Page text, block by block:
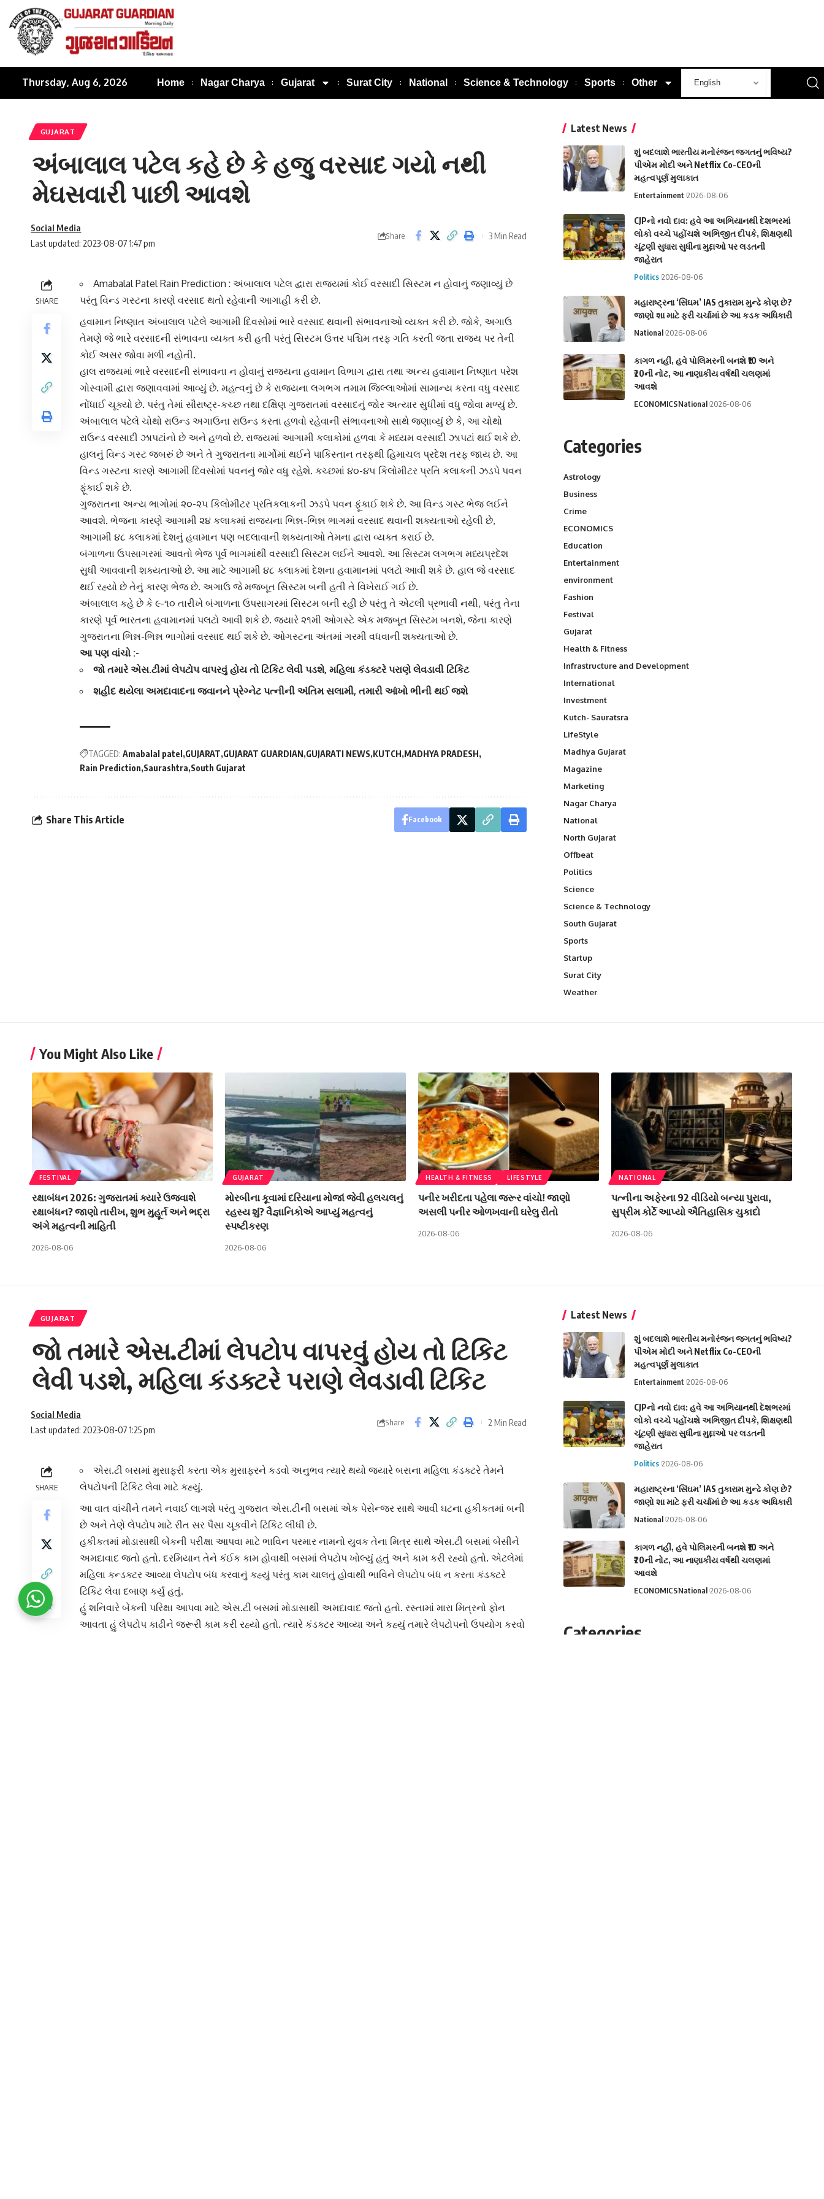
Thursday, Aug 6, 2026 Home Nagar Charya Gujarat Surat City National Science & Technology Sports Other
GUJARAT
અંબાલાલ પટેલ કહે છે કે હજુ વરસાદ ગયો નથી
મેઘસવારી પાછી આવશે
Last updated: 2023-08-07 1:47 pm
Social Media
Share 3 Min Read
SHARE
Amabalal Patel Rain Prediction : અંબાલાલ પટેલ દ્વારા રાજ્યમાં કોઈ વરસાદી સિસ્ટમ ન હોવાનું જણાવ્યું છે
પરંતુ વિન્ડ ગસ્ટના કારણે વરસાદ થતો રહેવાની આગાહી કરી છે.
હવામાન નિષ્ણાત અંબાલાલ પટેલે આગામી દિવસોમાં ભારે વરસાદ થવાની સંભાવનાઓ વ્યક્ત કરી છે. જોકે, અગાઉ
તેમણે જે ભારે વરસાદની સંભાવના વ્યક્ત કરી હતી પરંતું સિસ્ટમ ઉત્તર પશ્ચિમ તરફ ગતિ કરતી જતા રાજ્ય પર તેની
કોઈ અસર જોવા મળી નહોતી.
હાલ રાજ્યમાં ભારે વરસાદની સંભાવના ન હોવાનું રાજ્યના હવામાન વિભાગ દ્વારા તથા અન્ય હવામાન નિષ્ણાત પરેશ
ગોસ્વામી દ્વારા જણાવવામાં આવ્યું છે. મહત્વનું છે કે રાજ્યના લગભગ તમામ જિલ્લાઓમાં સામાન્ય કરતા વધુ વરસાદ
નોંધાઈ ચૂક્યો છે. પરંતુ તેમાં સૌરાષ્ટ્ર-કચ્છ તથા દક્ષિણ ગુજરાતમાં વરસાદનું જોર અત્યાર સુધીમાં વધુ જોવા મળ્યું છે.
અંબાલાલ પટેલે ચોથો રાઉન્ડ અગાઉના રાઉન્ડ કરતા હળવો રહેવાની સંભાવનાઓ સાથે જણાવ્યું છે કે, આ ચોથો
રાઉન્ડ વરસાદી ઝાપટાંનો છે અને હળવો છે. રાજ્યમાં આગામી કલાકોમાં હળવા કે મધ્યમ વરસાદી ઝાપટાં થઈ શકે છે.
હાલનું વિન્ડ ગસ્ટ જબરું છે અને તે ગુજરાતના માર્ગોમાં થઈને પાકિસ્તાન તરફથી હિમાચલ પ્રદેશ તરફ જાય છે. આ
વિન્ડ ગસ્ટના કારણે આગામી દિવસોમાં પવનનું જોર વધુ રહેશે. કચ્છમાં ૪૦-૪૫ કિલોમીટર પ્રતિ કલાકની ઝડપે પવન
ફૂંકાઈ શકે છે.
ગુજરાતના અન્ય ભાગોમાં ૨૦-૨૫ કિલોમીટર પ્રતિકલાકની ઝડપે પવન ફૂંકાઈ શકે છે. આ વિન્ડ ગસ્ટ ભેજ લઈને
આવશે. ભેજના કારણે આગામી ૨૪ કલાકમાં રાજ્યના ભિન્ન-ભિન્ન ભાગમાં વરસાદ થવાની શક્યતાઓ રહેલી છે,
આગામી ૪૮ કલાકમાં દેશનું હવામાન પણ બદલાવાની શક્યતાઓ તેમના દ્વારા વ્યક્ત કરાઈ છે.
બંગાળના ઉપસાગરમાં આવતો ભેજ પૂર્વ ભાગમાંથી વરસાદી સિસ્ટમ લઈને આવશે. આ સિસ્ટમ લગભગ મધ્યપ્રદેશ
સુધી આવવાની શક્યતાઓ છે. આ માટે આગામી ૪૮ કલાકમાં દેશના હવામાનમાં પલટો આવી શકે છે. હાલ જે વરસાદ
થઈ રહ્યો છે તેનું કારણ ભેજ છે. અગાઉ જે મજબૂત સિસ્ટમ બની હતી તે વિખેરાઈ ગઈ છે.
અંબાલાલ કહે છે કે ૯-૧૦ તારીખે બંગાળના ઉપસાગરમાં સિસ્ટમ બની રહી છે પરંતુ તે એટલી પ્રભાવી નથી, પરંતુ તેના
કારણે પૂર્વ ભારતના હવામાનમાં પલટો આવી શકે છે. જ્યારે ૨૧મી ઓગસ્ટે એક મજબૂત સિસ્ટમ બનશે, જેના કારણે
ગુજરાતના ભિન્ન-ભિન્ન ભાગોમાં વરસાદ થઈ શકે છે. ઓગસ્ટના અંતમાં ગરમી વધવાની શક્યતાઓ છે.
આ પણ વાંચો :-
જો તમારે એસ.ટીમાં લેપટોપ વાપરવું હોય તો ટિકિટ લેવી પડશે, મહિલા કંડક્ટરે પરાણે લેવડાવી ટિકિટ
શહીદ થયેલા અમદાવાદના જવાનને પ્રેગ્નેટ પત્નીની અંતિમ સલામી, તમારી આંખો ભીની થઈ જશે
TAGGED: Amabalal patel GUJARAT GUJARAT GUARDIAN GUJARATI NEWS KUTCH MADHYA PRADESH
Rain Prediction Saurashtra South Gujarat
Share This Article Facebook
Latest News
શું બદલાશે ભારતીય મનોરંજન જગતનું ભવિષ્ય?
પીએમ મોદી અને Netflix Co-CEOની
મહત્વપૂર્ણ મુલાકાત
Entertainment 2026-08-06
CJPનો નવો દાવ: હવે આ અભિયાનથી દેશભરમાં
લોકો વચ્ચે પહોંચશે અભિજીત દીપકે, શિક્ષણથી
ચૂંટણી સુધારા સુધીના મુદ્દાઓ પર લડતની
જાહેરાત
Politics 2026-08-06
મહારાષ્ટ્રના ‘સિંઘમ’ IAS તુકારામ મુન્ઢે કોણ છે?
જાણો શા માટે ફરી ચર્ચામાં છે આ કડક અધિકારી
National 2026-08-06
કાગળ નહીં, હવે પોલિમરની બનશે ₹10 અને
₹20ની નોટ, આ નાણાકીય વર્ષથી ચલણમાં
આવશે
ECONOMICSNational 2026-08-06
Categories
Astrology
Business
Crime
ECONOMICS
Education
Entertainment
environment
Fashion
Festival
Gujarat
Health & Fitness
Infrastructure and Development
International
Investment
Kutch- Sauratsra
LifeStyle
Madhya Gujarat
Magazine
Marketing
Nagar Charya
National
North Gujarat
Offbeat
Politics
Science
Science & Technology
South Gujarat
Sports
Startup
Surat City
Weather
You Might Also Like
FESTIVAL
રક્ષાબંધન 2026: ગુજરાતમાં ક્યારે ઉજવાશે
રક્ષાબંધન? જાણો તારીખ, શુભ મુહૂર્ત અને ભદ્રા
અંગે મહત્વની માહિતી
2026-08-06
GUJARAT
મોરબીના કૂવામાં દરિયાના મોજાં જેવી હલચલનું
રહસ્ય શું? વૈજ્ઞાનિકોએ આપ્યું મહત્વનું
સ્પષ્ટીકરણ
2026-08-06
HEALTH & FITNESS LIFESTYLE
પનીર ખરીદતા પહેલા જરૂર વાંચો! જાણો
અસલી પનીર ઓળખવાની ઘરેલુ રીતો
2026-08-06
NATIONAL
પત્નીના અફેરના 92 વીડિયો બન્યા પુરાવા,
સુપ્રીમ કોર્ટે આપ્યો ઐતિહાસિક ચુકાદો
2026-08-06
GUJARAT
જો તમારે એસ.ટીમાં લેપટોપ વાપરવું હોય તો ટિકિટ
લેવી પડશે, મહિલા કંડક્ટરે પરાણે લેવડાવી ટિકિટ
Last updated: 2023-08-07 1:25 pm
Social Media
Share 2 Min Read
SHARE
એસ.ટી બસમાં મુસાફરી કરતા એક મુસાફરને કડવો અનુભવ ત્યારે થયો જ્યારે બસના મહિલા કંડક્ટરે તેમને
લેપટોપની ટિકિટ લેવા માટે કહ્યું.
આ વાત વાંચીને તમને નવાઈ લાગશે પરંતુ ગુજરાત એસ.ટીની બસમાં એક પેસેન્જર સાથે આવી ઘટના હકીકતમાં બની
છે અને તેણે લેપટોપ માટે રીત સર પૈસા ચૂકવીને ટિકિટ લીધી છે.
હકીકતમાં મોડાસાથી બેંકની પરીક્ષા આપવા માટે ભાવિન પરમાર નામનો યુવક તેના મિત્ર સાથે એસ.ટી બસમાં બેસીને
અમદાવાદ જતો હતો. દરમિયાન તેને કંઈક કામ હોવાથી બસમાં લેપટોપ ખોલ્યું હતું અને કામ કરી રહ્યો હતો. એટલેમાં
મહિલા કન્ડક્ટર આવ્યા લેપટોપ બંધ કરવાનું કહ્યું પરંતુ કામ ચાલતું હોવાથી ભાવિને લેપટોપ બંધ ન કરતા કંડક્ટરે
ટિકિટ લેવા દબાણ કર્યું હતું.
હું શનિવારે બેંકની પરિક્ષા આપવા માટે એસ.ટી બસમાં મોડાસાથી અમદાવાદ જતો હતો. રસ્તામાં મારા મિત્રનો ફોન
આવતા હું લેપટોપ કાઢીને જરૂરી કામ કરી રહ્યો હતો. ત્યારે કંડક્ટર આવ્યા અને કહ્યું તમારે લેપટોપનો ઉપયોગ કરવો
Latest News
શું બદલાશે ભારતીય મનોરંજન જગતનું ભવિષ્ય?
પીએમ મોદી અને Netflix Co-CEOની
મહત્વપૂર્ણ મુલાકાત
Entertainment 2026-08-06
CJPનો નવો દાવ: હવે આ અભિયાનથી દેશભરમાં
લોકો વચ્ચે પહોંચશે અભિજીત દીપકે, શિક્ષણથી
ચૂંટણી સુધારા સુધીના મુદ્દાઓ પર લડતની
જાહેરાત
Politics 2026-08-06
મહારાષ્ટ્રના ‘સિંઘમ’ IAS તુકારામ મુન્ઢે કોણ છે?
જાણો શા માટે ફરી ચર્ચામાં છે આ કડક અધિકારી
National 2026-08-06
કાગળ નહીં, હવે પોલિમરની બનશે ₹10 અને
₹20ની નોટ, આ નાણાકીય વર્ષથી ચલણમાં
આવશે
ECONOMICSNational 2026-08-06
Categories